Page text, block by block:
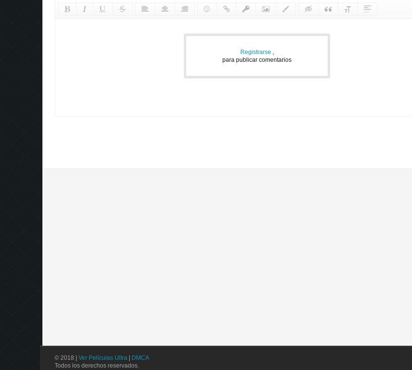
Registrarse ,
para publicar comentarios
© 2018 | Ver Películas Ultra
DMCA
Todos los derechos reservados.